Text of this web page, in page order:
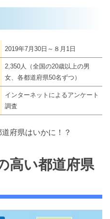
2019年7月30日～８月1日
2,350人（全国の20歳以上の男
女、各都道府県50名ずつ）
インターネットによるアンケート
調査
府県はいかに！？
高い都道府県